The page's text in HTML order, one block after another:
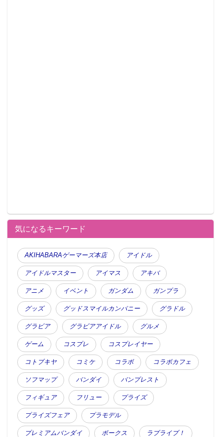
気になるキーワード
AKIHABARAゲーマーズ本店 アイドル
アイドルマスター アイマス アキバ
アニメ イベント ガンダム ガンプラ
グッズ グッドスマイルカンパニー グラドル
グラビア グラビアアイドル グルメ
ゲーム コスプレ コスプレイヤー
コトブキヤ コミケ コラボ コラボカフェ
ソフマップ バンダイ バンプレスト
フィギュア フリュー プライズ
プライズフェア プラモデル
プレミアムバンダイ ボークス ラブライブ！